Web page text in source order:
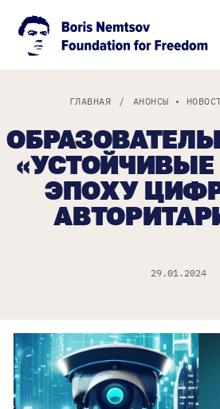
ГЛАВНАЯ / АНОНСЫ •
ЭПОХУ
29.01.2024